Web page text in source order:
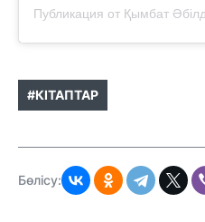
#КІТАПТАР
Бөлісу: